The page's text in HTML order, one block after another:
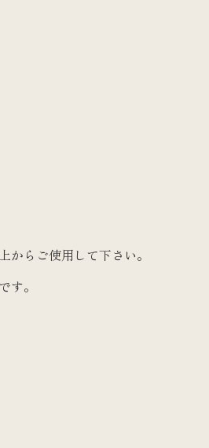
らご使用して下さい。
。